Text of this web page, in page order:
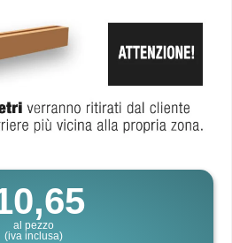
al pezzo
(iva inclusa)